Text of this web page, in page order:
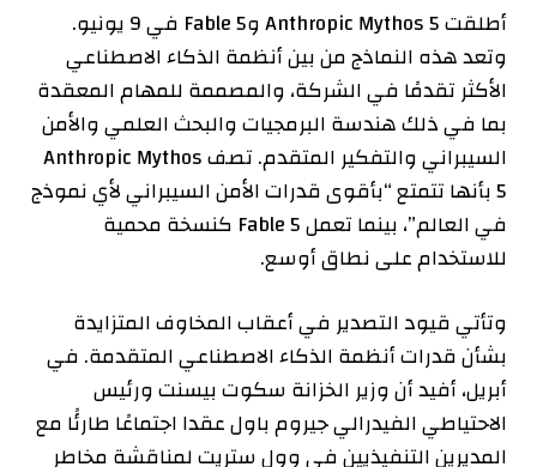
أطلقت Anthropic Mythos 5 وFable 5 في 9 يونيو.
وتعد هذه النماذج من بين أنظمة الذكاء الاصطناعي
الأكثر تقدمًا في الشركة، والمصممة للمهام المعقدة
بما في ذلك هندسة البرمجيات والبحث العلمي والأمن
السيبراني والتفكير المتقدم. تصف Anthropic Mythos
5 بأنها تتمتع “بأقوى قدرات الأمن السيبراني لأي نموذج
في العالم”، بينما تعمل Fable 5 كنسخة محمية
للاستخدام على نطاق أوسع.
وتأتي قيود التصدير في أعقاب المخاوف المتزايدة
بشأن قدرات أنظمة الذكاء الاصطناعي المتقدمة. في
أبريل، أفيد أن وزير الخزانة سكوت بيسنت ورئيس
الاحتياطي الفيدرالي جيروم باول عقدا اجتماعًا طارئًا مع
المديرين التنفيذيين في وول ستريت لمناقشة مخاطر